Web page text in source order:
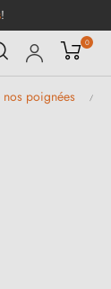
!
0
poignées